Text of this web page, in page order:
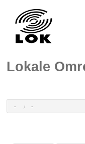
Lokale
- -